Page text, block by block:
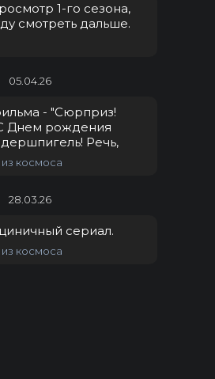
1-го сезона,
смотреть дальше.
05.04.26
- "Сюрприз!
Днем рождения
Речь,
космоса
28.03.26
сериал.
космоса